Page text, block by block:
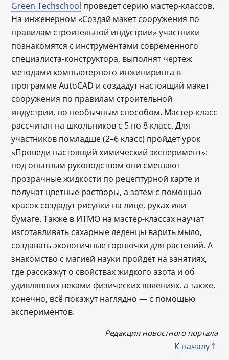
Green Techschool проведет серию мастер-классов.
На инженерном «Создай макет сооружения по
правилам строительной индустрии» участники
познакомятся с инструментами современного
специалиста-конструктора, выполнят чертеж
методами компьютерного инжиниринга в
программе AutoCAD и создадут настоящий макет
сооружения по правилам строительной
индустрии, но необычным способом. Мастер-класс
рассчитан на школьников с 5 по 8 класс. Для
участников помладше (2–6 класс) пройдет урок
«Проведи настоящий химический эксперимент»:
под опытным руководством они смешают
прозрачные жидкости по рецептурной карте и
получат цветные растворы, а затем с помощью
красок создадут рисунки на лице, руках или
бумаге. Также в ИТМО на мастер-классах научат
изготавливать сахарные леденцы варить мыло,
создавать экологичные горшочки для растений. А
знакомство с магией науки пройдет на занятиях,
где расскажут о свойствах жидкого азота и об
удивлявших веками физических явлениях, а также,
конечно, всё покажут наглядно — с помощью
экспериментов.
Редакция новостного портала
К началу